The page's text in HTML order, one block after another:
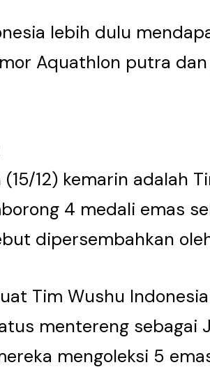
lebih dulu
Aquathlon putra
12) kemarin adalah
4 medali emas
dipersembahkan
Tim Wushu
mentereng sebagai
mengoleksi 5